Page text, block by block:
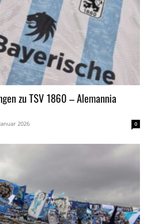
zu TSV 1860 – Alemannia
2026 0